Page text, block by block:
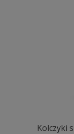
Kolczyki